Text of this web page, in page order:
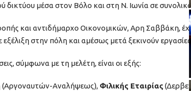
μέσα στον Βόλο και στη Ν. Ιωνία σε συνολικά
και αντιδήμαρχο Οικονομικών, Αρη Σαββάκη,
στην πόλη και αμέσως μετά ξεκινούν
σύμφωνα με τη μελέτη, είναι οι εξής:
(Αργοναυτών-Αναλήψεως), Φιλικής Εταιρίας